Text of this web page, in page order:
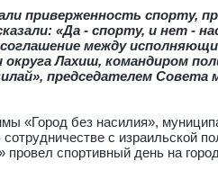
приверженность спорту,
«Да - спорту, и нет -
между
Лахиш, командиром
председателем Совета
«Город без насилия»,
с израильской
спортивный день на